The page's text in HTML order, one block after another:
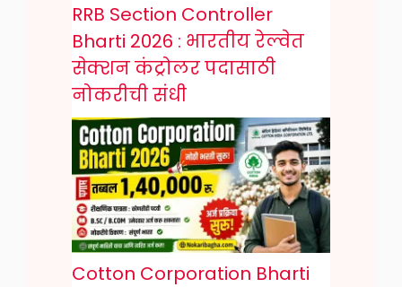
RRB Section Controller
Bharti 2026 : भारतीय रेल्वेत
सेक्शन कंट्रोलर पदासाठी
नोकरीची संधी
Cotton Corporation Bharti